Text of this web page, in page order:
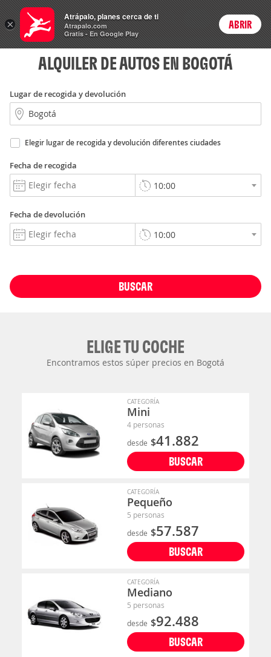
Autos Precios enPeso
ARSCambiar moneda
Login
ALQUILER DE AUTOS EN BOGOTÁ
Lugar de recogida y devolución
Elegir lugar de recogida y devolución diferentes ciudades
Fecha de recogida
Fecha de devolución
BUSCAR
ELIGE TU COCHE
Encontramos estos súper precios en Bogotá
CATEGORÍA
Mini
4 personas
desde $41.882
BUSCAR
CATEGORÍA
Pequeño
5 personas
desde $57.587
BUSCAR
CATEGORÍA
Mediano
5 personas
desde $92.488
BUSCAR
×
Atrápalo, planes cerca de ti
Atrapalo.com
Gratis - En Google Play
ABRIR